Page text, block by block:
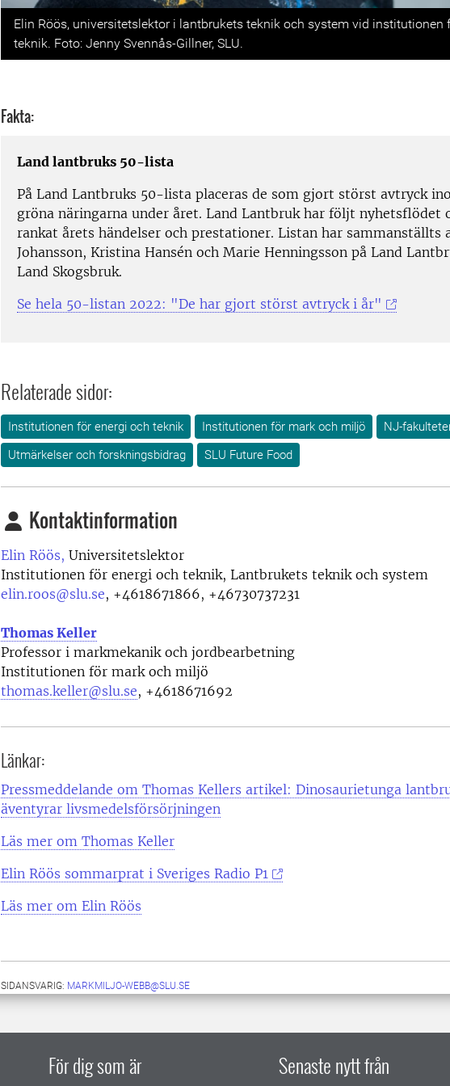
Previous
Elin Röös, universitetslektor i lantbrukets teknik och system vid institutionen
teknik. Foto: Jenny Svennås-Gillner, SLU.
Fakta:
Land lantbruks 50-lista
På Land Lantbruks 50-lista placeras de som gjort störst avtryck
gröna näringarna under året. Land Lantbruk har följt nyhetsflödet
rankat årets händelser och prestationer. Listan har sammanställts
Johansson, Kristina Hansén och Marie Henningsson på Land
Land Skogsbruk.
Se hela 50-listan 2022: "De har gjort störst avtryck i år"
Relaterade sidor:
Institutionen för energi och teknik Institutionen för mark och miljö
NJ-
Utmärkelser och forskningsbidrag
SLU Future Food
Kontaktinformation
Elin Röös, Universitetslektor
Institutionen för energi och teknik, Lantbrukets teknik och system
elin.roos@slu.se, +4618671866, +46730737231
Thomas Keller
Professor i markmekanik och jordbearbetning
Institutionen för mark och miljö
thomas.keller@slu.se, +4618671692
Länkar:
Pressmeddelande om Thomas Kellers artikel: Dinosaurietunga
äventyrar livsmedelsförsörjningen
Läs mer om Thomas Keller
Elin Röös sommarprat i Sveriges Radio P1
Läs mer om Elin Röös
SIDANSVARIG: MARKMILJO-WEBB@SLU.SE
För dig som är Senaste nytt från